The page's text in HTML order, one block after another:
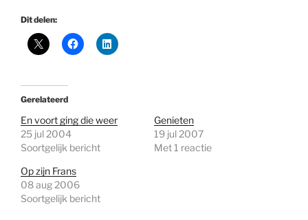
Dit delen:
Gerelateerd
En voort ging die weer
25 jul 2004
Soortgelijk bericht
Genieten
19 jul 2007
Met 1 reactie
Op zijn Frans
08 aug 2006
Soortgelijk bericht